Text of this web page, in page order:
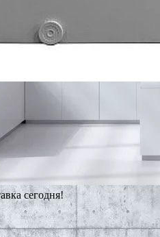
сегодня!